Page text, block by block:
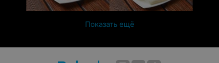
Показать ещё